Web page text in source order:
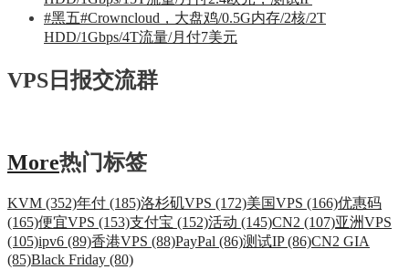
#黑五#Crowncloud，大盘鸡/0.5G内存/2核/2T
HDD/1Gbps/4T流量/月付7美元
VPS日报交流群
More热门标签
KVM (352)年付 (185)洛杉矶VPS (172)美国VPS (166)优惠码
(165)便宜VPS (153)支付宝 (152)活动 (145)CN2 (107)亚洲VPS
(105)ipv6 (89)香港VPS (88)PayPal (86)测试IP (86)CN2 GIA
(85)Black Friday (80)